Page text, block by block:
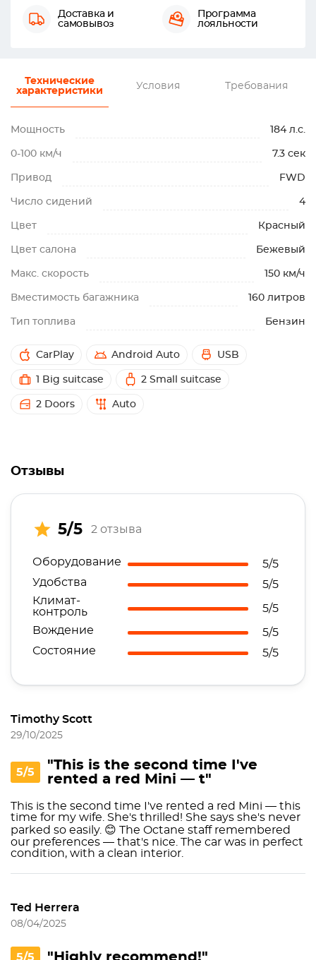
Доставка и
самовывоз
Программа
лояльности
Технические
характеристики
Условия Требования
Мощность 184 л.с.
0-100 км/ч 7.3 сек
Привод FWD
Число сидений 4
Цвет Красный
Цвет салона Бежевый
Макс. скорость 150 км/ч
Вместимость багажника 160 литров
Тип топлива Бензин
CarPlay Android Auto USB
1 Big suitcase 2 Small suitcase
2 Doors Auto
Отзывы
5/5 2 отзыва
Оборудование
5/5
Удобства
5/5
Климат-
контроль
5/5
Вождение
5/5
Состояние
5/5
Timothy Scott
29/10/2025
5/5
"This is the second time I've
rented a red Mini — t"
This is the second time I've rented a red Mini — this
time for my wife. She's thrilled! She says she's never
parked so easily. 😊 The Octane staff remembered
our preferences — that's nice. The car was in perfect
condition, with a clean interior.
Ted Herrera
08/04/2025
5/5 "Highly recommend!"